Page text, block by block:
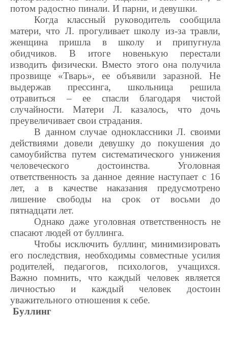
потом радостно пинали. И парни, и девушки.
Когда классный руководитель сообщила
матери, что Л. прогуливает школу из-за травли,
женщина пришла в школу и припугнула
обидчиков. В итоге новенькую перестали
изводить физически. Вместо этого она получила
прозвище «Тварь», ее объявили заразной. Не
выдержав прессинга, школьница решила
отравиться – ее спасли благодаря чистой
случайности. Матери Л. казалось, что дочь
преувеличивает свои страдания.
В данном случае одноклассники Л. своими
действиями довели девушку до покушения до
самоубийства путем систематического унижения
человеческого достоинства. Уголовная
ответственность за данное деяние наступает с 16
лет, а в качестве наказания предусмотрено
лишение свободы на срок от восьми до
пятнадцати лет.
Однако даже уголовная ответственность не
спасают людей от буллинга.
Чтобы исключить буллинг, минимизировать
его последствия, необходимы совместные усилия
родителей, педагогов, психологов, учащихся.
Важно помнить, что каждый человек является
личностью и каждый человек достоин
уважительного отношения к себе.
Буллинг